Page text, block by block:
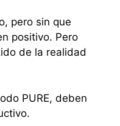
pero sin que
positivo. Pero
de la realidad
PURE, deben